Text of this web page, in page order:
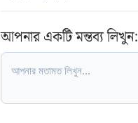
আপনার একটি মন্তব্য লিখুন: